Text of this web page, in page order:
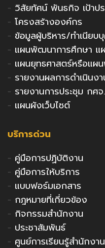
- วิสัยทัศน์ พันธกิจ เป้าป
- โครงสร้างองค์กร
- ข้อมูลผู้บริหาร/ทำเนียบ
- แผนพัฒนาการศึกษา แ
- แผนยุทธศาสตร์หรือแ
- รายงานผลการดำเนินง
- รายงานการประชุม กศจ.
- แผนผังเว็บไซต์
บริการด่วน
- คู่มือการปฏิบัติงาน
- คู่มือการให้บริการ
- แบบฟอร์มเอกสาร
- กฎหมายที่เกี่ยวข้อง
- กิจกรรมสำนักงาน
- ประชาสัมพันธ์
- ศูนย์การเรียนรู้สำนักงาน